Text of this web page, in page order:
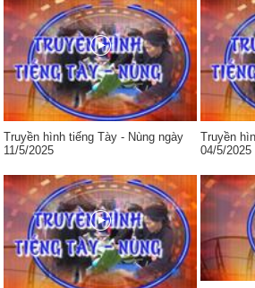
Truyền hình tiếng Tày - Nùng ngày
11/5/2025
Truyền
04/5/2025